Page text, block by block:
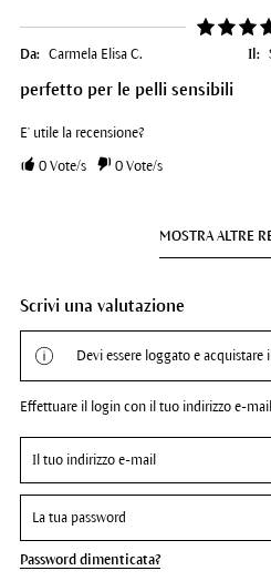
Da: Carmela Elisa C. Il:
perfetto per le pelli sensibili
E' utile la recensione?
0Vote/s 0Vote/s
MOSTRA ALTRE
Scrivi una valutazione
Devi essere loggato e
Effettuare il login con il tuo indirizzo e-
Password dimenticata?